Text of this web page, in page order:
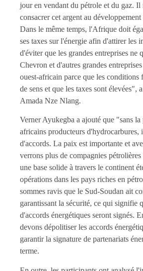
jour en vendant du pétrole et du gaz. Il
consacrer cet argent au
Dans le même temps, l'Afrique doit
ses taxes sur l'énergie afin d'attirer les
d'éviter que les grandes entreprises ne
Chevron et d'autres grandes
ouest-africain parce que les conditions
de sens et que les taxes sont élevées",
Amada Nze Nlang.
Verner Ayukegba a ajouté que "sans la
africains producteurs d'hydrocarbures,
d'accords. La paix est importante et
verrons plus de compagnies
une base solide à travers le continent
opérations dans les pays riches en
sommes ravis que le Sud-Soudan ait
garantissant la sécurité, ce qui signifie
d'accords énergétiques seront signés.
devons dépolitiser les accords
garantir la signature de partenariats
terme.